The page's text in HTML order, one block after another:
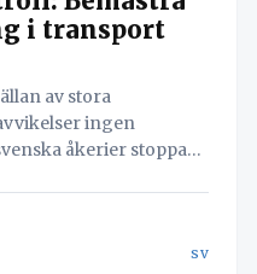
i transport
av stora
ingen
åkerier stoppar
sv